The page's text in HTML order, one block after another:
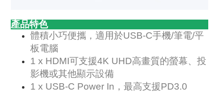
產品特色
體積小巧便攜，適用於USB-C手機/筆電/平
板電腦
1 x HDMI可支援4K UHD高畫質的螢幕、投
影機或其他顯示設備
1 x USB-C Power In，最高支援PD3.0